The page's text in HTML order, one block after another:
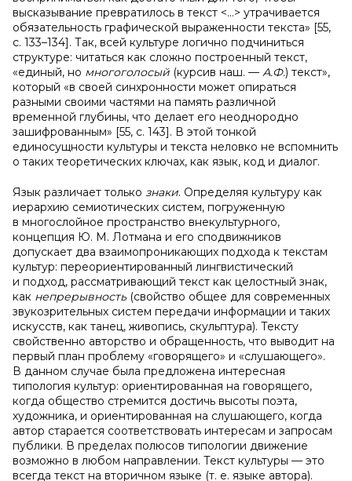
высказывание превратилось в текст <…> утрачивается
обязательность графической выраженности текста» [55,
c. 133–134]. Так, всей культуре логично подчиниться
структуре: читаться как сложно построенный текст,
«единый, но многоголосый (курсив наш. — А.Ф.) текст»,
который «в своей синхронности может опираться
разными своими частями на память различной
временной глубины, что делает его неоднородно
зашифрованным» [55, c. 143]. В этой тонкой
единосущности культуры и текста неловко не вспомнить
о таких теоретических ключах, как язык, код и диалог.
Язык различает только знаки. Определяя культуру как
иерархию семиотических систем, погруженную
в многослойное пространство внекультурного,
концепция Ю. М. Лотмана и его сподвижников
допускает два взаимопроникающих подхода к текстам
культур: переориентированный лингвистический
и подход, рассматривающий текст как целостный знак,
как непрерывность (свойство общее для современных
звукозрительных систем передачи информации и таких
искусств, как танец, живопись, скульптура). Тексту
свойственно авторство и обращенность, что выводит на
первый план проблему «говорящего» и «слушающего».
В данном случае была предложена интересная
типология культур: ориентированная на говорящего,
когда общество стремится достичь высоты поэта,
художника, и ориентированная на слушающего, когда
автор старается соответствовать интересам и запросам
публики. В пределах полюсов типологии движение
возможно в любом направлении. Текст культуры — это
всегда текст на вторичном языке (т. е. языке автора).